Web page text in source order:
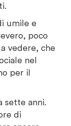
umile e
poco
vedere, che
nel
per il
sette anni.
di